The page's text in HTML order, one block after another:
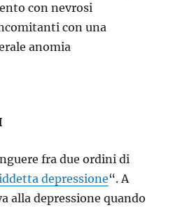
con nevrosi
con una
anomia
fra due ordini di
depressione“. A
alla depressione quando